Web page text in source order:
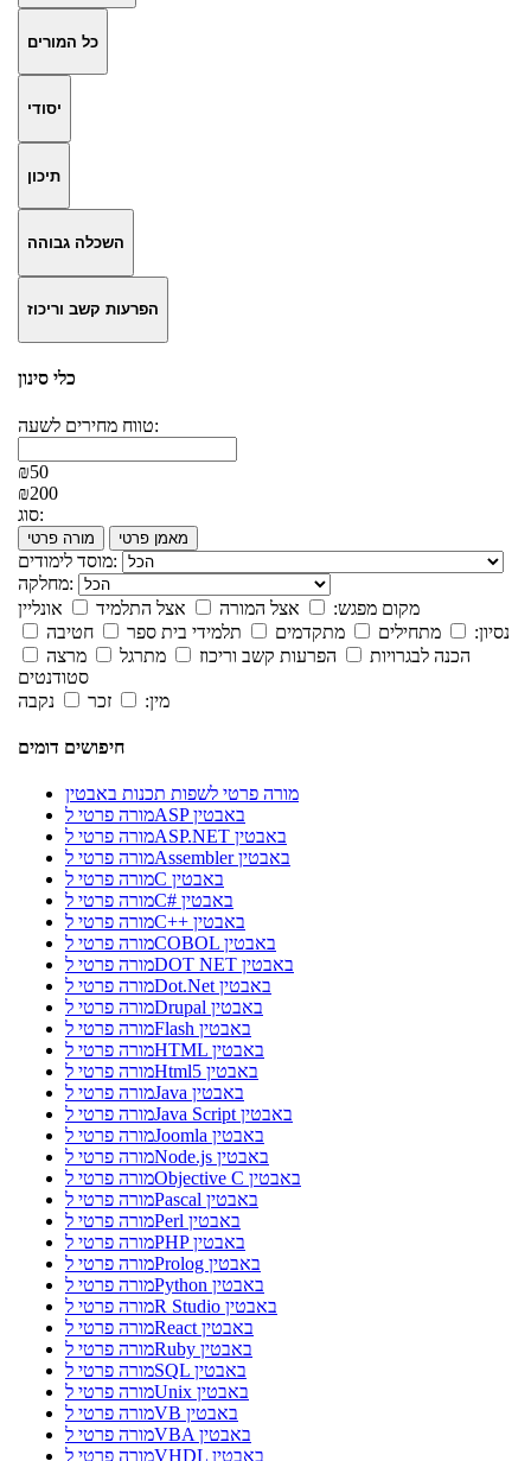
כל המורים
יסודי
תיכון
השכלה גבוהה
הפרעות קשב וריכוז
כלי סינון
טווח מחירים לשעה:
₪50
₪200
סוג:
מורה פרטי מאמן פרטי
מוסד לימודים:
מחלקה:
מקום מפגש:
אצל המורה אצל התלמיד
אונליין
נסיון:
מתחילים מתקדמים תלמידי בית ספר
חטיבה
הכנה לבגרויות
הפרעות קשב וריכוז מתרגל
מרצה
סטודנטים
מין:
זכר נקבה
חיפושים דומים
מורה פרטי לשפות תכנות באבטין
מורה פרטי לASP באבטין
מורה פרטי לASP.NET באבטין
מורה פרטי לAssembler באבטין
מורה פרטי לC באבטין
מורה פרטי לC# באבטין
מורה פרטי לC++ באבטין
מורה פרטי לCOBOL באבטין
מורה פרטי לDOT NET באבטין
מורה פרטי לDot.Net באבטין
מורה פרטי לDrupal באבטין
מורה פרטי לFlash באבטין
מורה פרטי לHTML באבטין
מורה פרטי לHtml5 באבטין
מורה פרטי לJava באבטין
מורה פרטי לJava Script באבטין
מורה פרטי לJoomla באבטין
מורה פרטי לNode.js באבטין
מורה פרטי לObjective C באבטין
מורה פרטי לPascal באבטין
מורה פרטי לPerl באבטין
מורה פרטי לPHP באבטין
מורה פרטי לProlog באבטין
מורה פרטי לPython באבטין
מורה פרטי לR Studio באבטין
מורה פרטי לReact באבטין
מורה פרטי לRuby באבטין
מורה פרטי לSQL באבטין
מורה פרטי לUnix באבטין
מורה פרטי לVB באבטין
מורה פרטי לVBA באבטין
מורה פרטי לVHDL באבטין